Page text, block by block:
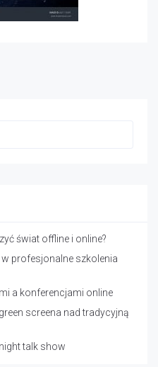
świat offline i online?
profesjonalne szkolenia
a konferencjami online
screena nad tradycyjną
talk show